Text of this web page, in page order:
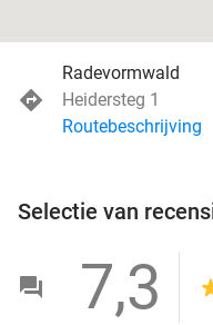
Radevormwald
Heidersteg 1
Routebeschrijving
Selectie van
7,3